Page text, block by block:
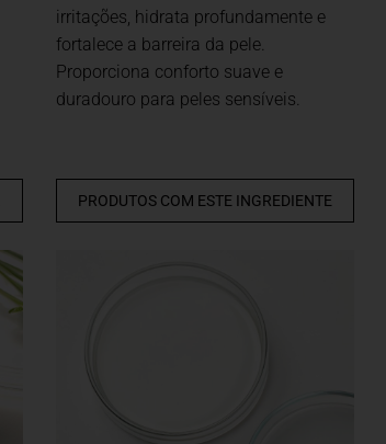
irritações, hidrata profundamente e
fortalece a barreira da pele.
Proporciona conforto suave e
duradouro para peles sensíveis.
PRODUTOS COM ESTE INGREDIENTE